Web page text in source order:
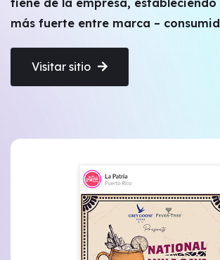
más fuerte entre marca –
Visitar sitio